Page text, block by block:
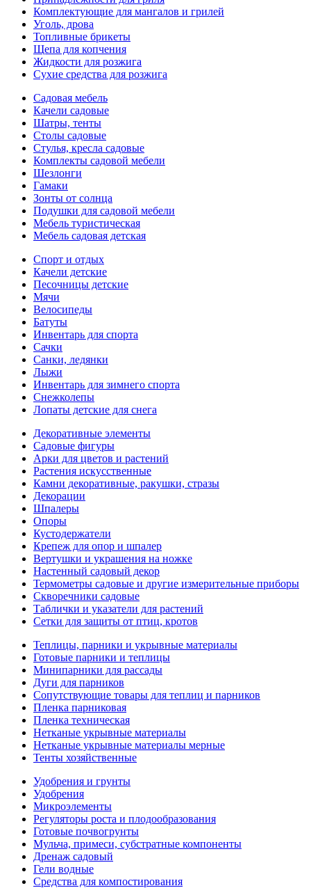
Комплектующие для мангалов и грилей
Уголь, дрова
Топливные брикеты
Щепа для копчения
Жидкости для розжига
Сухие средства для розжига
Садовая мебель
Качели садовые
Шатры, тенты
Столы садовые
Стулья, кресла садовые
Комплекты садовой мебели
Шезлонги
Гамаки
Зонты от солнца
Подушки для садовой мебели
Мебель туристическая
Мебель садовая детская
Спорт и отдых
Качели детские
Песочницы детские
Мячи
Велосипеды
Батуты
Инвентарь для спорта
Сачки
Санки, ледянки
Лыжи
Инвентарь для зимнего спорта
Снежколепы
Лопаты детские для снега
Декоративные элементы
Садовые фигуры
Арки для цветов и растений
Растения искусственные
Камни декоративные, ракушки, стразы
Декорации
Шпалеры
Опоры
Кустодержатели
Крепеж для опор и шпалер
Вертушки и украшения на ножке
Настенный садовый декор
Термометры садовые и другие измерительные приборы
Скворечники садовые
Таблички и указатели для растений
Сетки для защиты от птиц, кротов
Теплицы, парники и укрывные материалы
Готовые парники и теплицы
Минипарники для рассады
Дуги для парников
Сопутствующие товары для теплиц и парников
Пленка парниковая
Пленка техническая
Нетканые укрывные материалы
Нетканые укрывные материалы мерные
Тенты хозяйственные
Удобрения и грунты
Удобрения
Микроэлементы
Регуляторы роста и плодообразования
Готовые почвогрунты
Мульча, примеси, субстратные компоненты
Дренаж садовый
Гели водные
Средства для компостирования